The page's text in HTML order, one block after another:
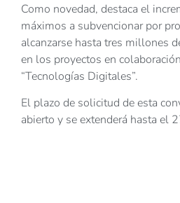
Como novedad, destaca el
máximos a subvencionar por
alcanzarse hasta tres millones
en los proyectos en
“Tecnologías Digitales”.
El plazo de solicitud de esta
abierto y se extenderá hasta el